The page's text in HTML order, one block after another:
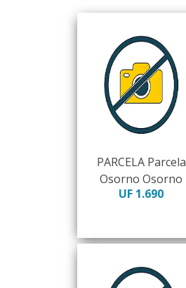
PARCELA Parcela
Osorno Osorno
UF 1.690